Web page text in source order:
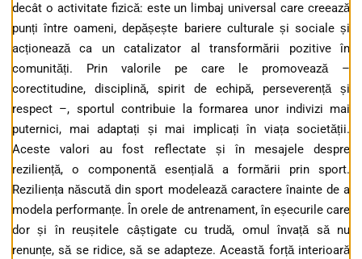
decât o activitate fizică: este un limbaj universal care creează
punți între oameni, depășește bariere culturale și sociale și
acționează ca un catalizator al transformării pozitive în
comunități. Prin valorile pe care le promovează –
corectitudine, disciplină, spirit de echipă, perseverență și
respect –, sportul contribuie la formarea unor indivizi mai
puternici, mai adaptați și mai implicați în viața societății.
Aceste valori au fost reflectate și în mesajele despre
reziliență, o componentă esențială a formării prin sport.
Reziliența născută din sport modelează caractere înainte de a
modela performanțe. În orele de antrenament, în eșecurile care
dor și în reușitele câștigate cu trudă, omul învață să nu
renunțe, să se ridice, să se adapteze. Această forță interioară